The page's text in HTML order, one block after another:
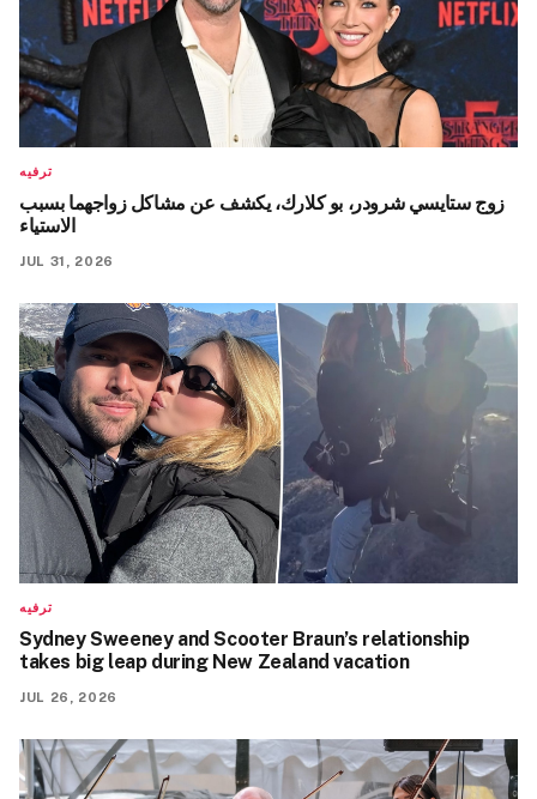
ترفيه
زوج ستايسي شرودر، بو كلارك، يكشف عن مشاكل زواجهما بسبب
الاستياء
JUL 31, 2026
ترفيه
Sydney Sweeney and Scooter Braun’s relationship
takes big leap during New Zealand vacation
JUL 26, 2026